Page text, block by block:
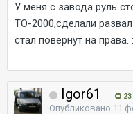
У меня с завода руль
ТО-2000,сделали
стал повернут на права.
Igor61 23
Опубликовано 11